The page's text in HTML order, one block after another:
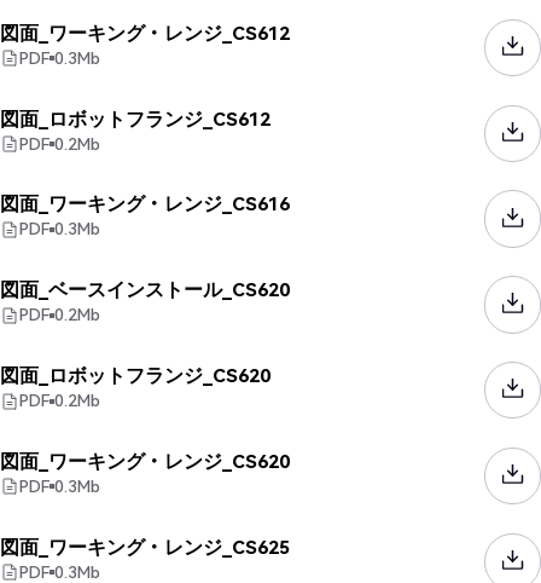
図面_ワーキング・レンジ_CS612
PDF 0.3Mb
図面_ロボットフランジ_CS612
PDF 0.2Mb
図面_ワーキング・レンジ_CS616
PDF 0.3Mb
図面_ベースインストール_CS620
PDF 0.2Mb
図面_ロボットフランジ_CS620
PDF 0.2Mb
図面_ワーキング・レンジ_CS620
PDF 0.3Mb
図面_ワーキング・レンジ_CS625
PDF 0.3Mb